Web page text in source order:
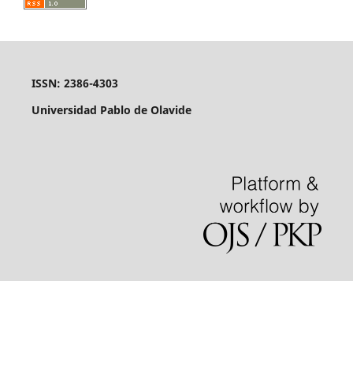
ISSN: 2386-4303
Universidad Pablo de Olavide